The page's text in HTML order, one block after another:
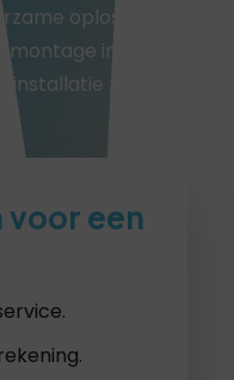
oplossing. In
inhoudt
installatie zo
voor een